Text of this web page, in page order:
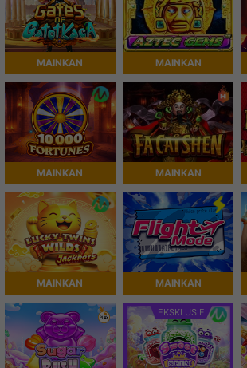
MAINKAN MAINKAN
MAINKAN MAINKAN
MAINKAN MAINKAN
EKSKLUSIF